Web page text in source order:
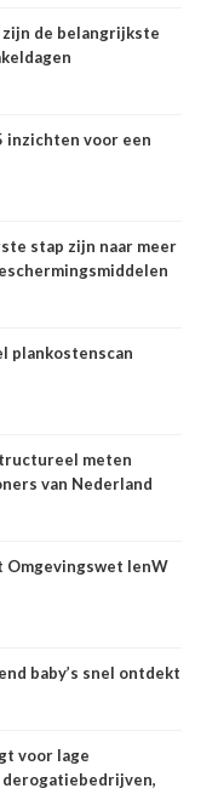
de belangrijkste
inzichten voor een
stap zijn naar meer
plankostenscan
meten
van Nederland
Omgevingswet IenW
baby’s snel ontdekt
voor lage